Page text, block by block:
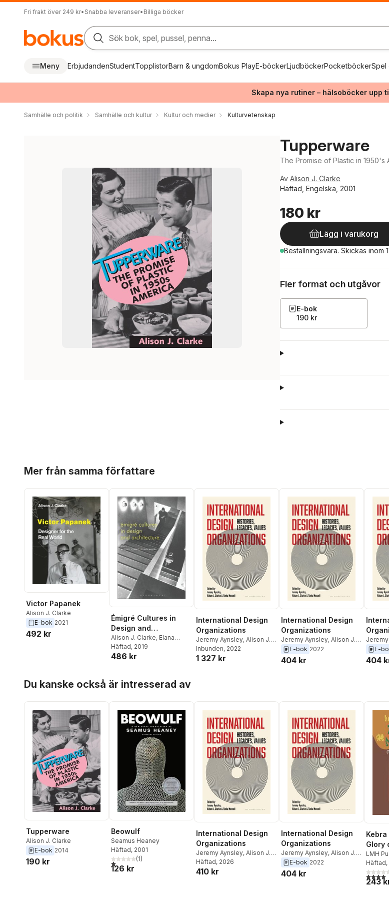
Fri frakt över 249 kr• Snabba leveranser• Billiga böcker
Sök bok, spel, pussel, penna...
Meny ErbjudandenStudentTopplistorBarn & ungdomBokus PlayE-böckerLjudböckerPocketböckerSpel
Skapa nya rutiner – hälsoböcker upp
Samhälle och politik Samhälle och kultur Kultur och medier Kulturvetenskap
Tupperware
The Promise of Plastic in 1950's
Av Alison J. Clarke
Häftad, Engelska, 2001
180 kr
Lägg i varukorg
Beställningsvara. Skickas inom
Fler format och utgåvor
E-bok
190 kr
Mer från samma författare
Victor Papanek
Alison J. Clarke
E-bok 2021
492 kr
Émigré Cultures in
Design and
Architecture
Alison J. Clarke, Elana
Shapira
Häftad, 2019
486 kr
International Design
Organizations
Jeremy Aynsley, Alison J.
Clarke,Tania Messell
Inbunden, 2022
1 327 kr
International Design
Organizations
Jeremy Aynsley, Alison J.
Clarke,Tania Messell
E-bok 2022
404 kr
Clarke,
E-
404
Du kanske också är intresserad av
Tupperware
Alison J. Clarke
E-bok 2014
190 kr
Beowulf
Seamus Heaney
Häftad, 2001
1,0utav 5 stjärnor. Totalt antal röster:
(1)
126 kr
International Design
Organizations
Jeremy Aynsley, Alison J.
Clarke, Tania Messell
Häftad, 2026
410 kr
International Design
Organizations
Jeremy Aynsley, Alison J.
Clarke,Tania Messell
E-bok 2022
404 kr
Glory
LMH
Häftad
4,0utav
243